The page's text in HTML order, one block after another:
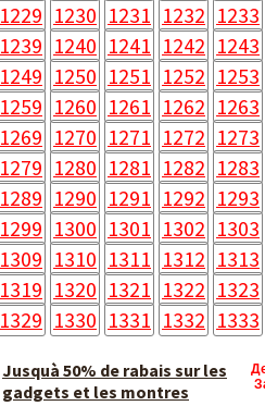
1229 1230 1231 1232 1233
1239 1240 1241 1242 1243
1249 1250 1251 1252 1253
1259 1260 1261 1262 1263
1269 1270 1271 1272 1273
1279 1280 1281 1282 1283
1289 1290 1291 1292 1293
1299 1300 1301 1302 1303
1309 1310 1311 1312 1313
1319 1320 1321 1322 1323
1329 1330 1331 1332 1333
Jusquà 50% de rabais sur les
gadgets et les montres